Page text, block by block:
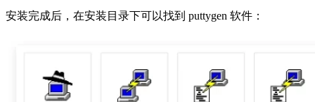
安装完成后，在安装目录下可以找到 puttygen 软件：